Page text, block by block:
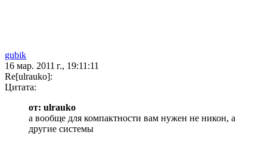
gubik
16 мар. 2011 г., 19:11:11
Re[ulrauko]:
Цитата:
от: ulrauko
а вообще для компактности вам нужен не никон, а
другие системы